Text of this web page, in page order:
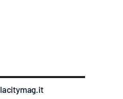
lacitymag.it